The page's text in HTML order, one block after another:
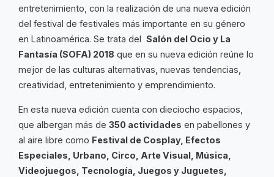
entretenimiento, con la realización de una nueva edición
del festival de festivales más importante en su género
en Latinoamérica. Se trata del Salón del Ocio y La
Fantasía (SOFA) 2018 que en su nueva edición reúne lo
mejor de las culturas alternativas, nuevas tendencias,
creatividad, entretenimiento y emprendimiento.
En esta nueva edición cuenta con dieciocho espacios,
que albergan más de 350 actividades en pabellones y
al aire libre como Festival de Cosplay, Efectos
Especiales, Urbano, Circo, Arte Visual, Música,
Videojuegos, Tecnología, Juegos y Juguetes,